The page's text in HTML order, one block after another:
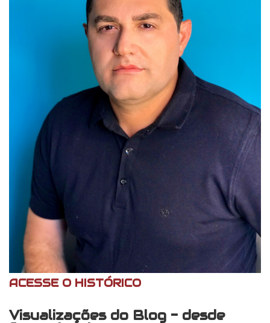
ACESSE O HISTÓRICO
Visualizações do Blog - desde